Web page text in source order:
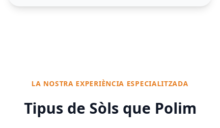
LA NOSTRA EXPERIÈNCIA ESPECIALITZADA
Tipus de Sòls que Polim